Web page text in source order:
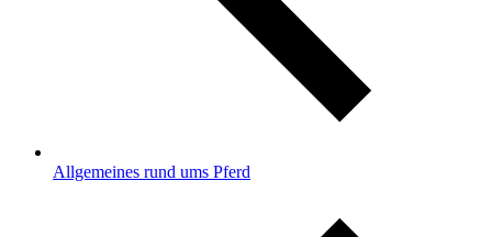
Allgemeines rund ums Pferd